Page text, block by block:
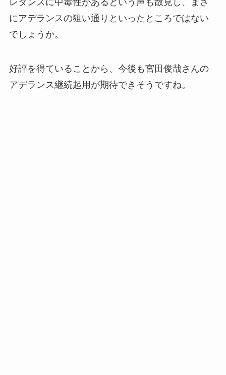
レダンスに中毒性があるという声も散見し、まさ
にアデランスの狙い通りといったところではない
でしょうか。
​好評を得ていることから、今後も宮田俊哉さんの
アデランス継続起用が期待できそうですね。